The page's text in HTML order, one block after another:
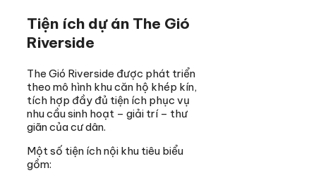
Tiện ích dự án The Gió
Riverside
The Gió Riverside được phát triển
theo mô hình khu căn hộ khép kín,
tích hợp đầy đủ tiện ích phục vụ
nhu cầu sinh hoạt – giải trí – thư
giãn của cư dân.
Một số tiện ích nội khu tiêu biểu
gồm: